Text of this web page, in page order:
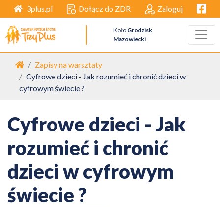
3plus.pl Dołącz do ZDR Zaloguj
Koło Grodzisk
Mazowiecki
Strona główna
Zapisy na warsztaty
Cyfrowe dzieci - Jak rozumieć i chronić dzieci w
cyfrowym świecie ?
Cyfrowe dzieci - Jak
rozumieć i chronić
dzieci w cyfrowym
świecie ?